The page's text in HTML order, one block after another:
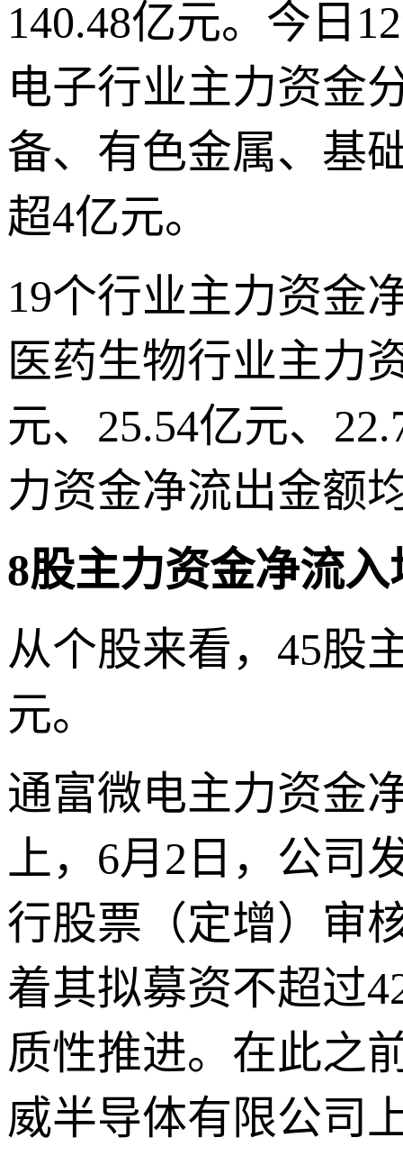
140.48亿元。今日
电子行业主力资金
备、有色金属、基
超4亿元。
19个行业主力资金
医药生物行业主力
元、25.54亿元、
力资金净流出金额
8股主力资金净流
从个股来看，45股
元。
通富微电主力资金
上，6月2日，公司
行股票（定增）审
着其拟募资不超过
质性推进。在此之
威半导体有限公司